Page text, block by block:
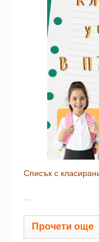
Списък с
...
Прочети още